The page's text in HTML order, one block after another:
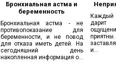
Бронхиальная астма и
беременность
Бронхиальная астма - не
противопоказание для
беременности, и не повод
для отказа иметь детей. На
сегодняшний день
накопленная информация о...
Каждый
дарит
и...